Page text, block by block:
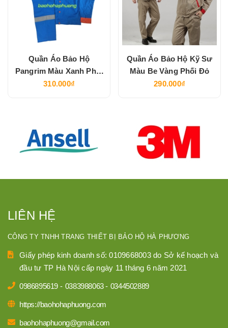
Quần Áo Bảo Hộ
Pangrim Màu Xanh Phối
Cam
310.000₫
Quần Áo Bảo Hộ Kỹ Sư
Màu Be Vàng Phối Đỏ
290.000₫
LIÊN HỆ
CÔNG TY TNHH TRANG THIẾT BỊ BẢO HỘ HÀ PHƯƠNG
Giấy phép kinh doanh số: 0109668003 do Sở kế hoạch và
đầu tư TP Hà Nội cấp ngày 11 tháng 6 năm 2021
0986895619 - 0383988063- 0344502889
https://baohohaphuong.com
baohohaphuong@gmail.com